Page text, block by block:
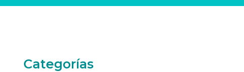
Categorías